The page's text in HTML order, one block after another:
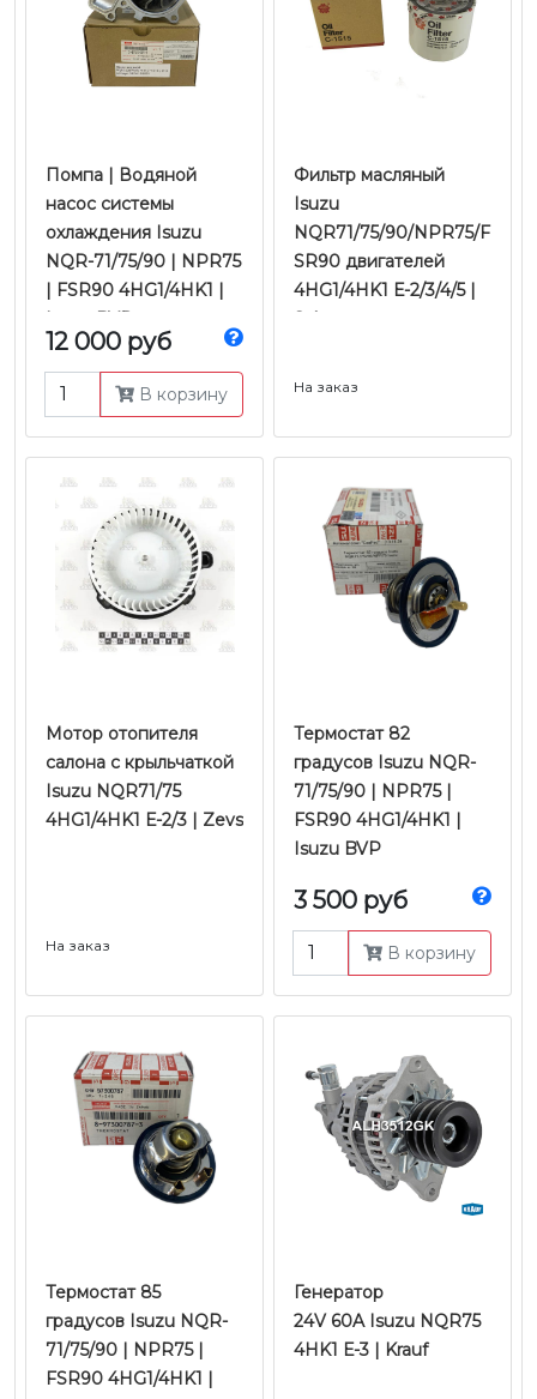
Помпа | Водяной
насос системы
охлаждения Isuzu
NQR-71/75/90 | NPR75
| FSR90 4HG1/4HK1 |
Isuzu BVP
12 000 руб
В корзину
Фильтр масляный
Isuzu
NQR71/75/90/NPR75/F
SR90 двигателей
4HG1/4HK1 Е-2/3/4/5 |
Sakura
На заказ
Мотор отопителя
салона с крыльчаткой
Isuzu NQR71/75
4HG1/4HK1 Е-2/3 | Zevs
На заказ
Термостат 82
градусов Isuzu NQR-
71/75/90 | NPR75 |
FSR90 4HG1/4HK1 |
Isuzu BVP
3 500 руб
В корзину
Термостат 85
градусов Isuzu NQR-
71/75/90 | NPR75 |
FSR90 4HG1/4HK1 |
Генератор
24V 60A Isuzu NQR75
4HK1 Е-3 | Krauf